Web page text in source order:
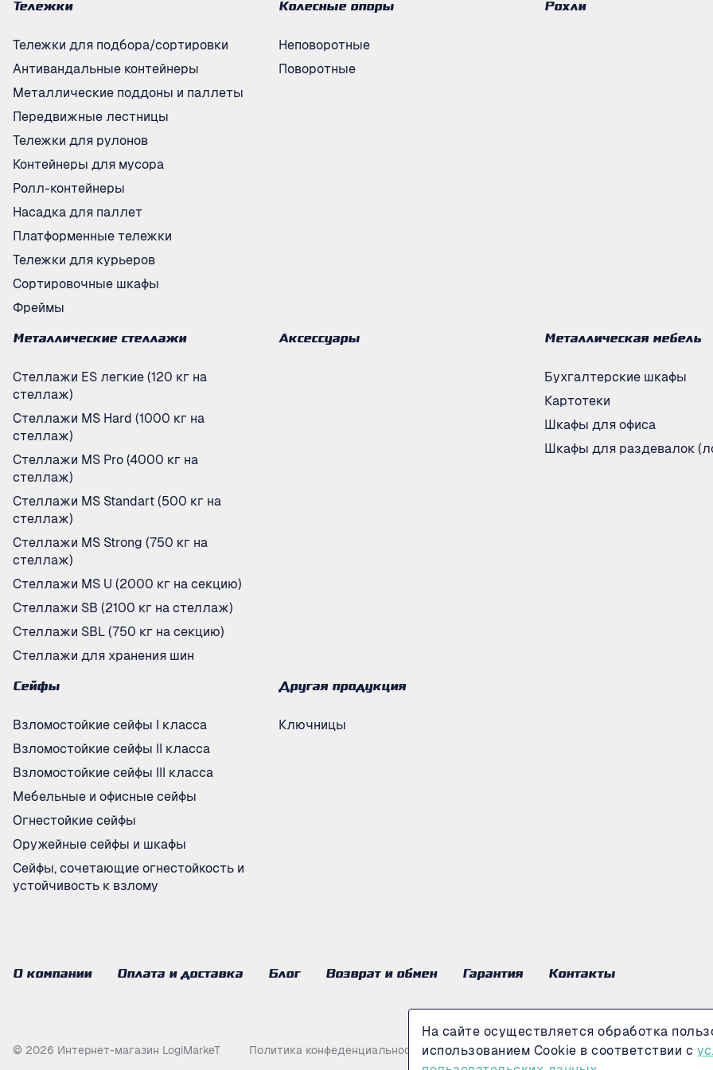
Тележки
Тележки для подбора/сортировки
Антивандальные контейнеры
Металлические поддоны и паллеты
Передвижные лестницы
Тележки для рулонов
Контейнеры для мусора
Ролл-контейнеры
Насадка для паллет
Платформенные тележки
Тележки для курьеров
Сортировочные шкафы
Фреймы
Колесные опоры
Неповоротные
Поворотные
Рохли
Металлические стеллажи
Стеллажи ES легкие (120 кг на
стеллаж)
Стеллажи MS Hard (1000 кг на
стеллаж)
Стеллажи MS Pro (4000 кг на
стеллаж)
Стеллажи MS Standart (500 кг на
стеллаж)
Стеллажи MS Strong (750 кг на
стеллаж)
Стеллажи MS U (2000 кг на секцию)
Стеллажи SB (2100 кг на стеллаж)
Стеллажи SBL (750 кг на секцию)
Стеллажи для хранения шин
Аксессуары Металлическая мебель
Бухгалтерские шкафы
Картотеки
Шкафы для офиса
Шкафы для раздевалок
Сейфы
Взломостойкие сейфы I класса
Взломостойкие сейфы II класса
Взломостойкие сейфы III класса
Мебельные и офисные сейфы
Огнестойкие сейфы
Оружейные сейфы и шкафы
Сейфы, сочетающие огнестойкость и
устойчивость к взлому
Другая продукция
Ключницы
О компании Оплата и доставка Блог Возврат и обмен Гарантия Контакты
© 2026 Интернет-магазин LogiMarkeT Политика конфеденциальности
На сайте осуществляется обработка
использованием Cookie в соответствии с